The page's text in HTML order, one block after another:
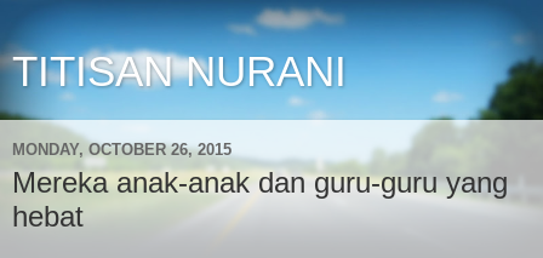
TITISAN NURANI
MONDAY, OCTOBER 26, 2015
Mereka anak-anak dan guru-guru yang
hebat